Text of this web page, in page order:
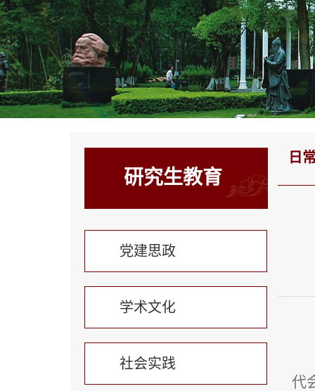
研究生教育
党建思政
学术文化
社会实践
日
代